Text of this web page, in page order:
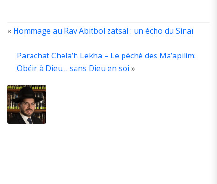
« Hommage au Rav Abitbol zatsal : un écho du Sinaï
Parachat Chela’h Lekha – Le péché des Ma’apilim:
Obéir à Dieu… sans Dieu en soi »
ABOUT
THE
AUTHOR